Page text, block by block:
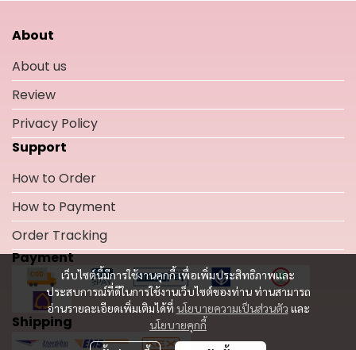
เว็บไซต์นี้มีการใช้งานคุกกี้ เพื่อเพิ่มประสิทธิภาพและ
ประสบการณ์ที่ดีในการใช้งานเว็บไซต์ของท่าน ท่านสามารถ
อ่านรายละเอียดเพิ่มเติมได้ที่ นโยบายความเป็นส่วนตัว และ
นโยบายคุกกี้
About
About us
Review
Privacy Policy
Support
How to Order
How to Payment
Order Tracking
Payment
Shipping